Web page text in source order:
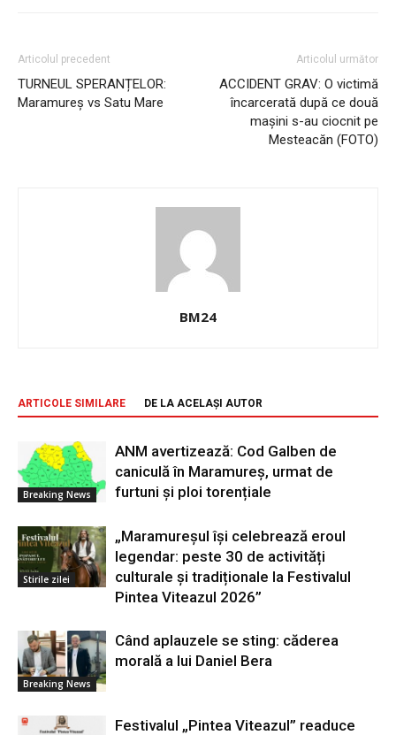
Articolul precedent
TURNEUL SPERANȚELOR:
Maramureș vs Satu Mare
Articolul următor
ACCIDENT GRAV: O victimă
încarcerată după ce două
mașini s-au ciocnit pe
Mesteacăn (FOTO)
BM24
ARTICOLE SIMILARE DE LA ACELAȘI AUTOR
Breaking News
ANM avertizează: Cod Galben de
caniculă în Maramureș, urmat de
furtuni și ploi torențiale
Stirile zilei
„Maramureșul își celebrează eroul
legendar: peste 30 de activități
culturale și tradiționale la Festivalul
Pintea Viteazul 2026”
Breaking News
Când aplauzele se sting: căderea
morală a lui Daniel Bera
Festivalul „Pintea Viteazul” readuce